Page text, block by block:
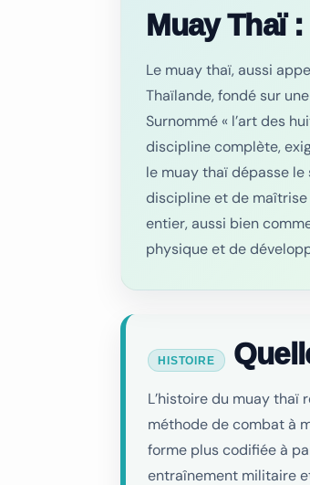
Muay Thaï
Le muay thaï, aussi
Thaïlande, fondé sur
Surnommé « l’art des
discipline complète,
le muay thaï dépasse
discipline et de maîtrise
entier, aussi bien
physique et de
HISTOIRE
L’histoire du muay
méthode de combat à
forme plus codifiée à
entraînement militaire